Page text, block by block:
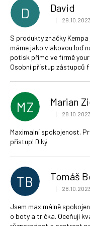
D David
Hodnocení
| 29.10.2023
S produkty značky
máme jako vlakovou loď
potisk přímo ve firmě
Osobní přístup zástupců
MZ Marian
Hodnocení
| 28.10.2023
Maximalní spokojenost.
přístup! Diký
TB Tomáš
Hodnocení
| 28.10.2023
Jsem maximálně
o boty a trička. Oceňuji